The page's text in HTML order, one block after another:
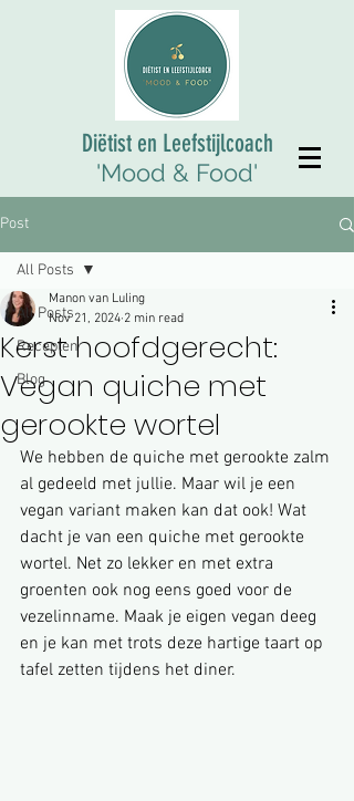
Diëtist en Leefstijlcoach
'Mood & Food'
Post
All Posts
Recepten
Blog
All Posts
Kerst hoofdgerecht:
Vegan quiche met
gerookte wortel
Manon van Luling
Nov 21, 2024 2 min read
We hebben de quiche met gerookte zalm
al gedeeld met jullie. Maar wil je een
vegan variant maken kan dat ook! Wat
dacht je van een quiche met gerookte
wortel. Net zo lekker en met extra
groenten ook nog eens goed voor de
vezelinname. Maak je eigen vegan deeg
en je kan met trots deze hartige taart op
tafel zetten tijdens het diner.